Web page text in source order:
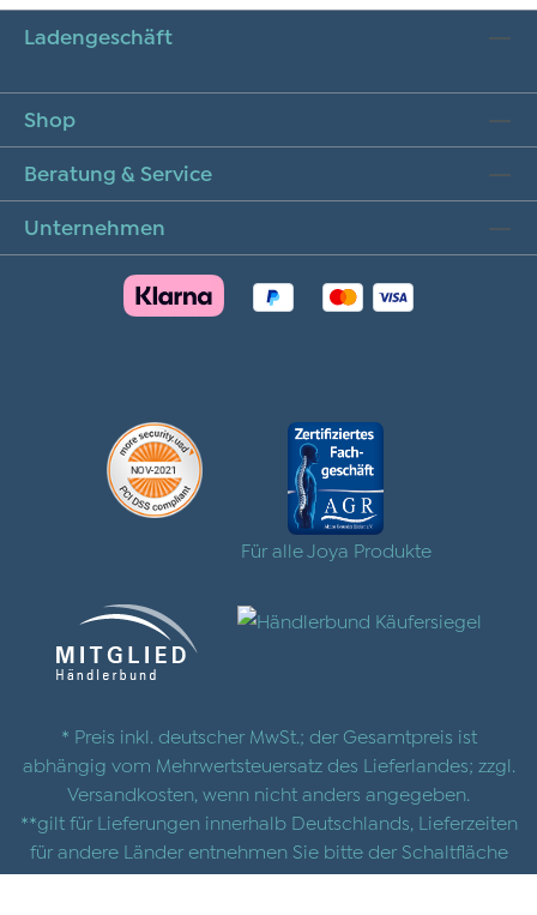
Ladengeschäft
Shop
Beratung & Service
Unternehmen
Für alle Joya Produkte
* Preis inkl. deutscher MwSt.; der Gesamtpreis ist
abhängig vom Mehrwertsteuersatz des Lieferlandes; zzgl.
Versandkosten , wenn nicht anders angegeben.
**gilt für Lieferungen innerhalb Deutschlands, Lieferzeiten
für andere Länder entnehmen Sie bitte der Schaltfläche
mit denVersandinformationen